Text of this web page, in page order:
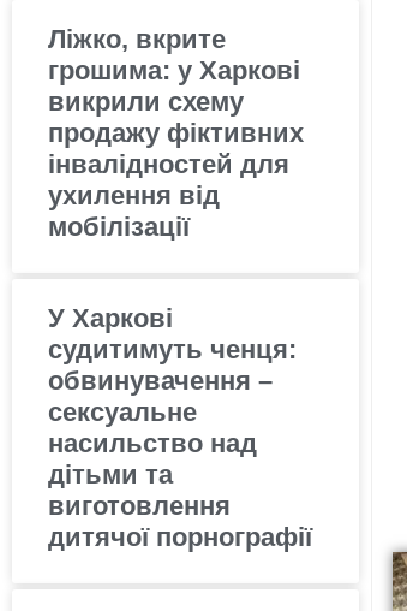
Ліжко, вкрите
грошима: у Харкові
викрили схему
продажу фіктивних
інвалідностей для
ухилення від
мобілізації
У Харкові
судитимуть ченця:
обвинувачення –
сексуальне
насильство над
дітьми та
виготовлення
дитячої порнографії